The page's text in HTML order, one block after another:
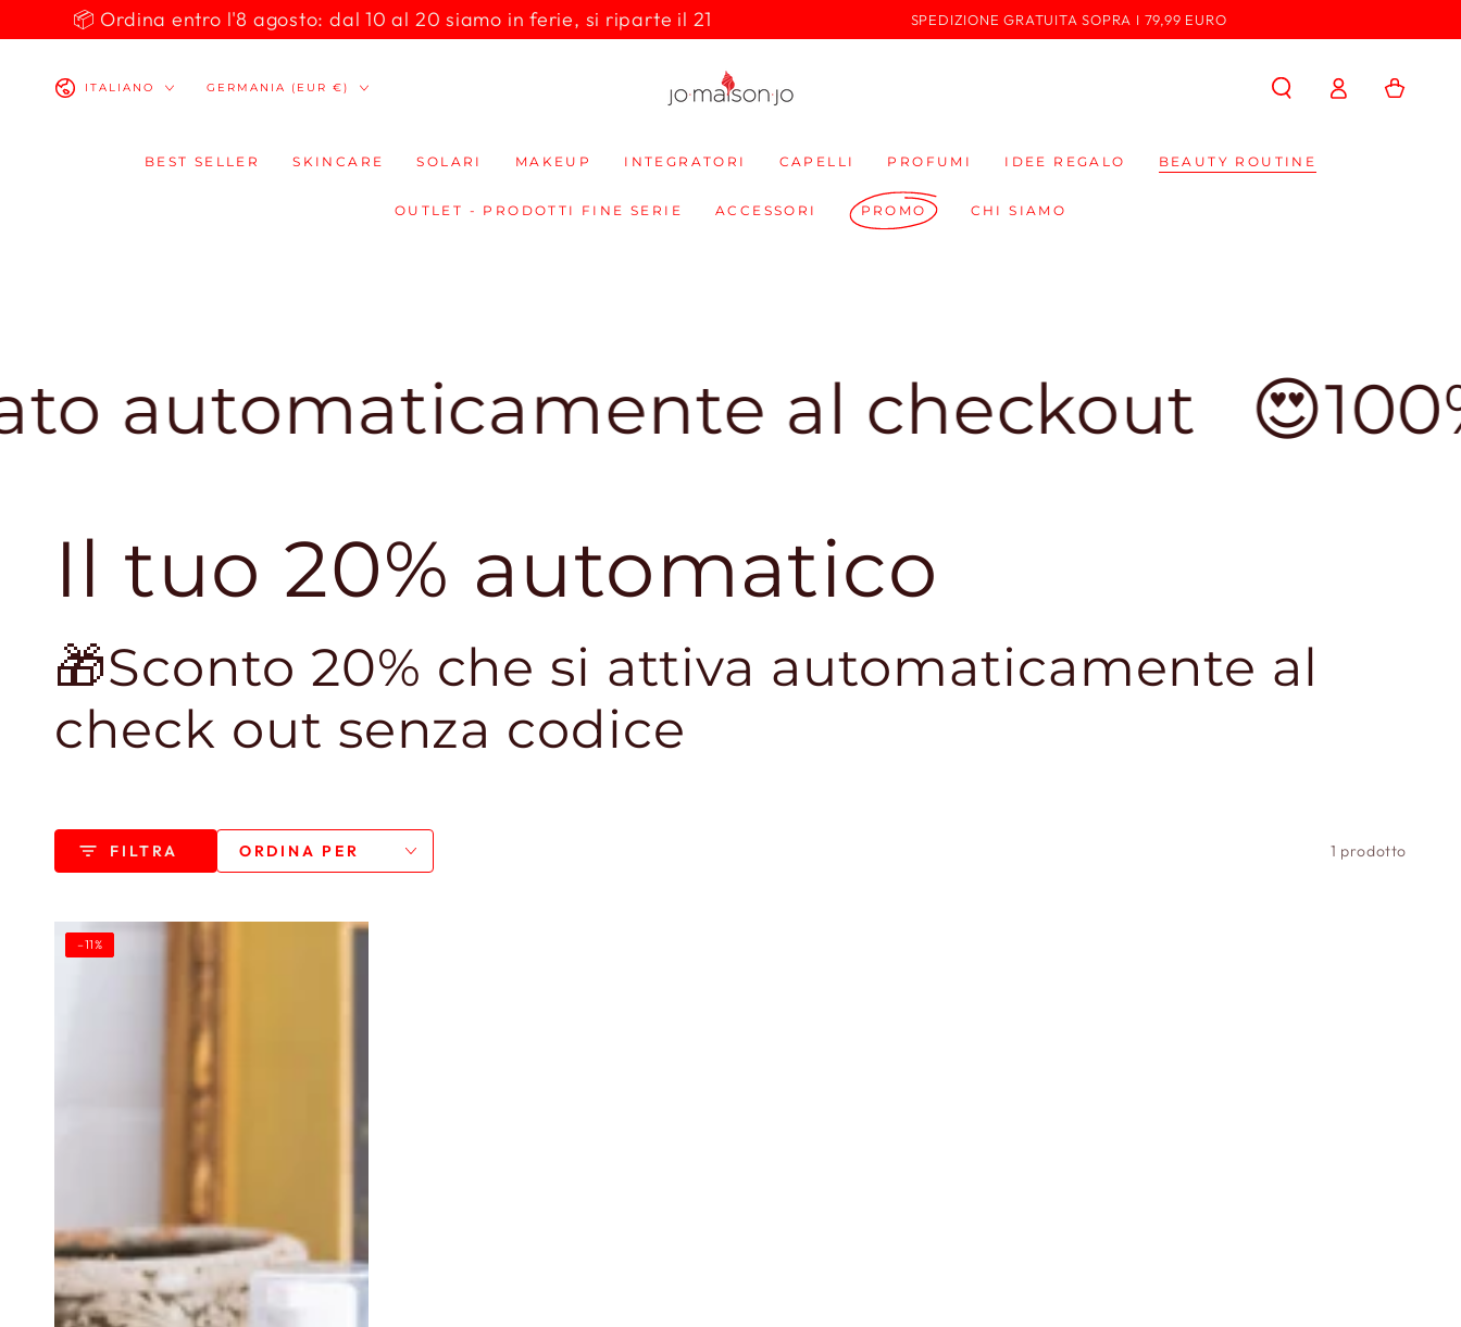
PASSA AL
CONTENUTO
📦 Ordina entro l'8 agosto: dal 10 al 20 siamo in ferie, si riparte il 21 SPEDIZIONE GRATUITA SOPRA I 79,99 EURO
LinguaITALIANO
Paese/Area
GERMANIA (EUR €)
BEST SELLER SKINCARE SOLARI MAKEUP INTEGRATORI CAPELLI PROFUMI IDEE REGALO BEAUTY ROUTINE
OUTLET - PRODOTTI FINE SERIE ACCESSORI PROMO CHI SIAMO
Accedi Carello
al checkout 😍100%
Il tuo 20% automatico
🎁Sconto 20% che si attiva automaticamente al
check out senza codice
ORDINA PER 1 prodotto
FILTRA
Beauty
–11%